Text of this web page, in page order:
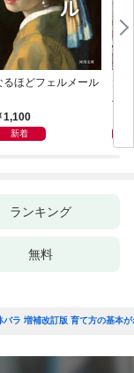
るほどフェルメール
1,100
新着
ハ
ランキング
無料
バラ 増補改訂版 育て方の基本